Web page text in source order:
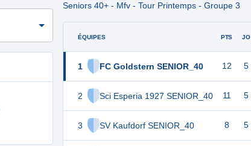
Seniors 40+ - Mfv - Tour Printemps - Groupe 3
ÉQUIPES
1 FC Goldstern SENIOR_40
2 Sci Esperia 1927 SENIOR_40
3 SV Kaufdorf SENIOR_40
PTS JO
12 5
11 5
8 5